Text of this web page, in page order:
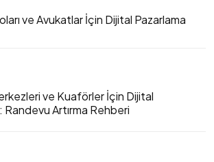
ve Avukatlar İçin Dijital Pazarlama
ve Kuaförler İçin Dijital
Randevu Artırma Rehberi